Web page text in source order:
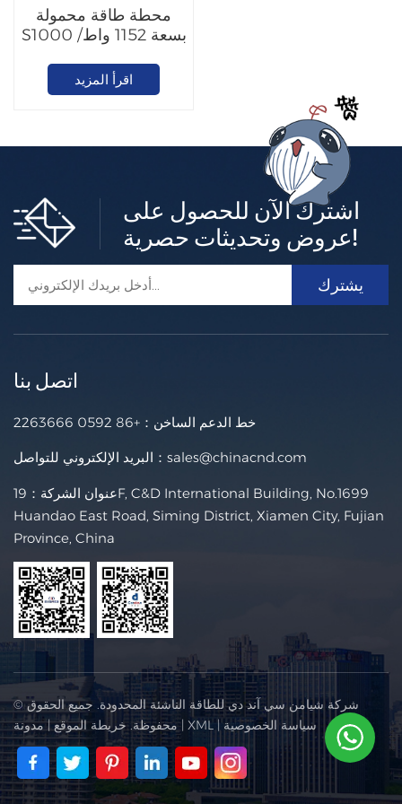
محطة طاقة محمولة
S1000 بسعة 1152 واط/
اقرأ المزيد
اشترك الآن للحصول على
عروض وتحديثات حصرية!
اتصل بنا
خط الدعم الساخن： +86 0592 2263666
البريد الإلكتروني للتواصل： sales@chinacnd.com
عنوان الشركة：19F, C&D International Building, No.1699
Huandao East Road, Siming District, Xiamen City, Fujian
Province, China
© شركة شيامن سي آند دي للطاقة الناشئة المحدودة. جميع الحقوق
محفوظة.خريطة الموقع|مدونة | XML |سياسة الخصوصية